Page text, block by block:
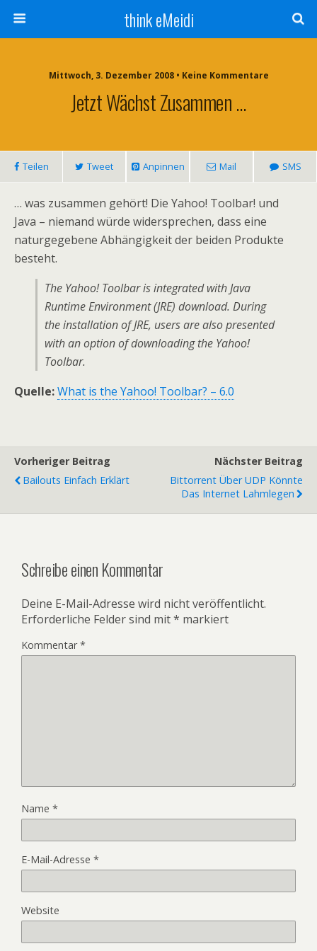
think eMeidi
Mittwoch, 3. Dezember 2008 • Keine Kommentare
Jetzt Wächst Zusammen …
Teilen Tweet Anpinnen Mail SMS
… was zusammen gehört! Die Yahoo! Toolbar! und
Java – niemand würde widersprechen, dass eine
naturgegebene Abhängigkeit der beiden Produkte
besteht.
The Yahoo! Toolbar is integrated with Java
Runtime Environment (JRE) download. During
the installation of JRE, users are also presented
with an option of downloading the Yahoo!
Toolbar.
Quelle:What is the Yahoo! Toolbar? – 6.0
Vorheriger Beitrag
Bailouts Einfach Erklärt
Nächster Beitrag
Bittorrent Über UDP Könnte
Das Internet Lahmlegen
Schreibe einen Kommentar
Deine E-Mail-Adresse wird nicht veröffentlicht.
Erforderliche Felder sind mit* markiert
Kommentar*
Name *
E-Mail-Adresse *
Website